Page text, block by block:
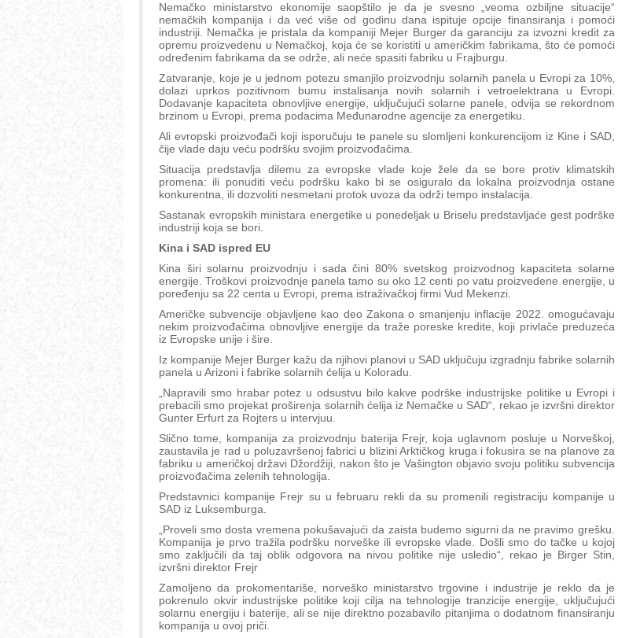
Nemačko ministarstvo ekonomije saopštilo je da je svesno „veoma ozbiljne situacije“
nemačkih kompanija i da već više od godinu dana ispituje opcije finansiranja i pomoći
industriji. Nemačka je pristala da kompaniji Mejer Burger da garanciju za izvozni kredit za
opremu proizvedenu u Nemačkoj, koja će se koristiti u američkim fabrikama, što će pomoći
određenim fabrikama da se održe, ali neće spasiti fabriku u Frajburgu.
Zatvaranje, koje je u jednom potezu smanjilo proizvodnju solarnih panela u Evropi za 10%,
dolazi uprkos pozitivnom bumu instalisanja novih solarnih i vetroelektrana u Evropi.
Dodavanje kapaciteta obnovljive energije, uključujući solarne panele, odvija se rekordnom
brzinom u Evropi, prema podacima Međunarodne agencije za energetiku.
Ali evropski proizvođači koji isporučuju te panele su slomljeni konkurencijom iz Kine i SAD,
čije vlade daju veću podršku svojim proizvođačima.
Situacija predstavlja dilemu za evropske vlade koje žele da se bore protiv klimatskih
promena: ili ponuditi veću podršku kako bi se osiguralo da lokalna proizvodnja ostane
konkurentna, ili dozvoliti nesmetani protok uvoza da održi tempo instalacija.
Sastanak evropskih ministara energetike u ponedeljak u Briselu predstavljaće gest podrške
industriji koja se bori.
Kina i SAD ispred EU
Kina širi solarnu proizvodnju i sada čini 80% svetskog proizvodnog kapaciteta solarne
energije. Troškovi proizvodnje panela tamo su oko 12 centi po vatu proizvedene energije, u
poređenju sa 22 centa u Evropi, prema istraživačkoj firmi Vud Mekenzi.
Američke subvencije objavljene kao deo Zakona o smanjenju inflacije 2022. omogućavaju
nekim proizvođačima obnovljive energije da traže poreske kredite, koji privlače preduzeća
iz Evropske unije i šire.
Iz kompanije Mejer Burger kažu da njihovi planovi u SAD uključuju izgradnju fabrike solarnih
panela u Arizoni i fabrike solarnih ćelija u Koloradu.
„Napravili smo hrabar potez u odsustvu bilo kakve podrške industrijske politike u Evropi i
prebacili smo projekat proširenja solarnih ćelija iz Nemačke u SAD“, rekao je izvršni direktor
Gunter Erfurt za Rojters u intervjuu.
Slično tome, kompanija za proizvodnju baterija Frejr, koja uglavnom posluje u Norveškoj,
zaustavila je rad u poluzavršenoj fabrici u blizini Arktičkog kruga i fokusira se na planove za
fabriku u američkoj državi Džordžiji, nakon što je Vašington objavio svoju politiku subvencija
proizvođačima zelenih tehnologija.
Predstavnici kompanije Frejr su u februaru rekli da su promenili registraciju kompanije u
SAD iz Luksemburga.
„Proveli smo dosta vremena pokušavajući da zaista budemo sigurni da ne pravimo grešku.
Kompanija je prvo tražila podršku norveške ili evropske vlade. Došli smo do tačke u kojoj
smo zaključili da taj oblik odgovora na nivou politike nije usledio“, rekao je Birger Stin,
izvršni direktor Frejr
Zamoljeno da prokomentariše, norveško ministarstvo trgovine i industrije je reklo da je
pokrenulo okvir industrijske politike koji cilja na tehnologije tranzicije energije, uključujući
solarnu energiju i baterije, ali se nije direktno pozabavilo pitanjima o dodatnom finansiranju
kompanija u ovoj priči.